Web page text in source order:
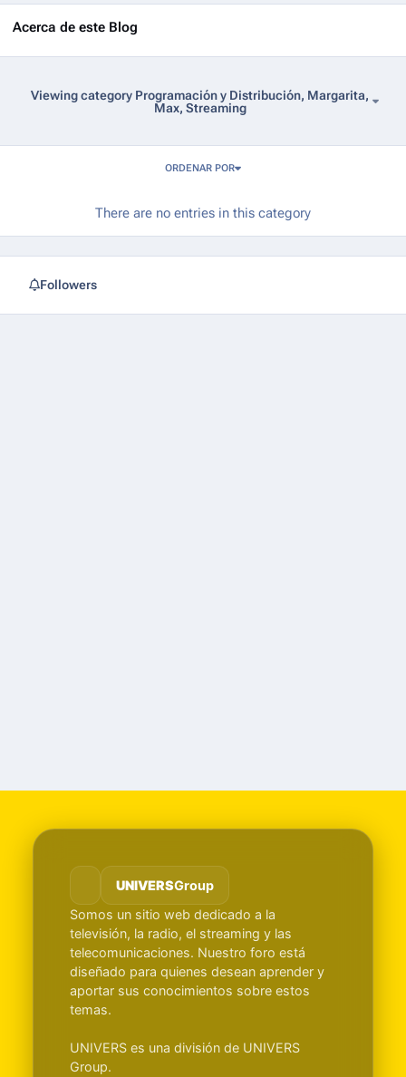
Acerca de este Blog
Viewing category Programación y Distribución, Margarita,
Max, Streaming
ORDENAR POR
There are no entries in this category
Followers
UNIVERSGroup
Somos un sitio web dedicado a la
televisión, la radio, el streaming y las
telecomunicaciones. Nuestro foro está
diseñado para quienes desean aprender y
aportar sus conocimientos sobre estos
temas.
UNIVERS es una división de UNIVERS
Group.